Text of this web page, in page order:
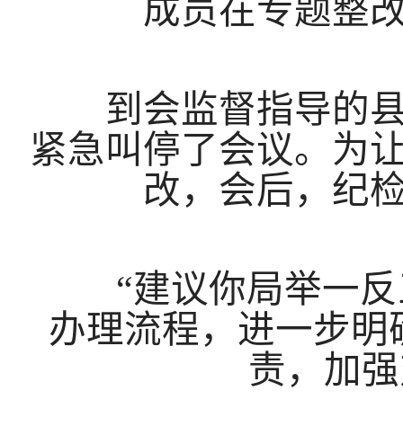
成员在专题整
到会监督指导的县
紧急叫停了会议。为
改，会后，纪
“建议你局举一反
办理流程，进一步
责，加